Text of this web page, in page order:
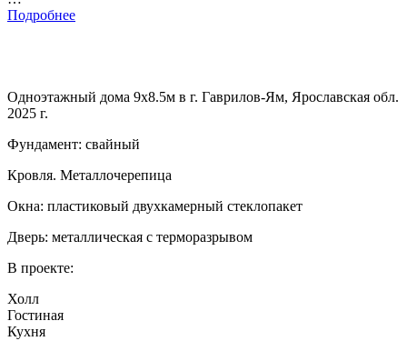
Подробнее
Одноэтажный дома 9х8.5м в г. Гаврилов-Ям, Ярославская обл.
2025 г.
Фундамент: свайный
Кровля. Металлочерепица
Окна: пластиковый двухкамерный стеклопакет
Дверь: металлическая с терморазрывом
В проекте:
Холл
Гостиная
Кухня